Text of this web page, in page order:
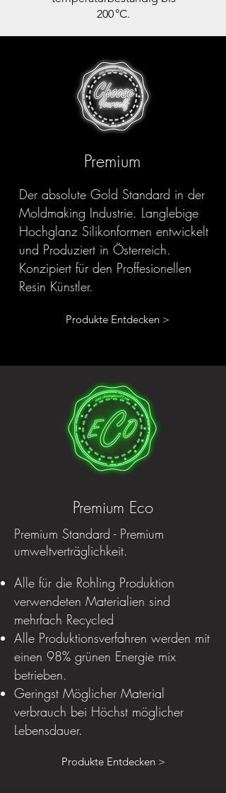
200 °C.
Premium
Der absolute Gold Standard in der
Moldmaking Industrie. Langlebige
Hochglanz Silikonformen entwickelt
und Produziert in Österreich.
Konzipiert für den Proffesionellen
Resin Künstler.
Produkte Entdecken >
Premium Eco
Premium Standard - Premium
umweltverträglichkeit.
Alle für die Rohling Produktion
verwendeten Materialien sind
mehrfach Recycled
Alle Produktionsverfahren werden mit
einen 98% grünen Energie mix
betrieben.
Geringst Möglicher Material
verbrauch bei Höchst möglicher
Lebensdauer.
Produkte Entdecken >